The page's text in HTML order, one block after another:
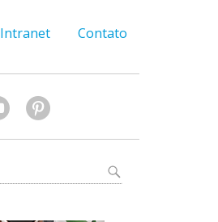
Intranet Contato